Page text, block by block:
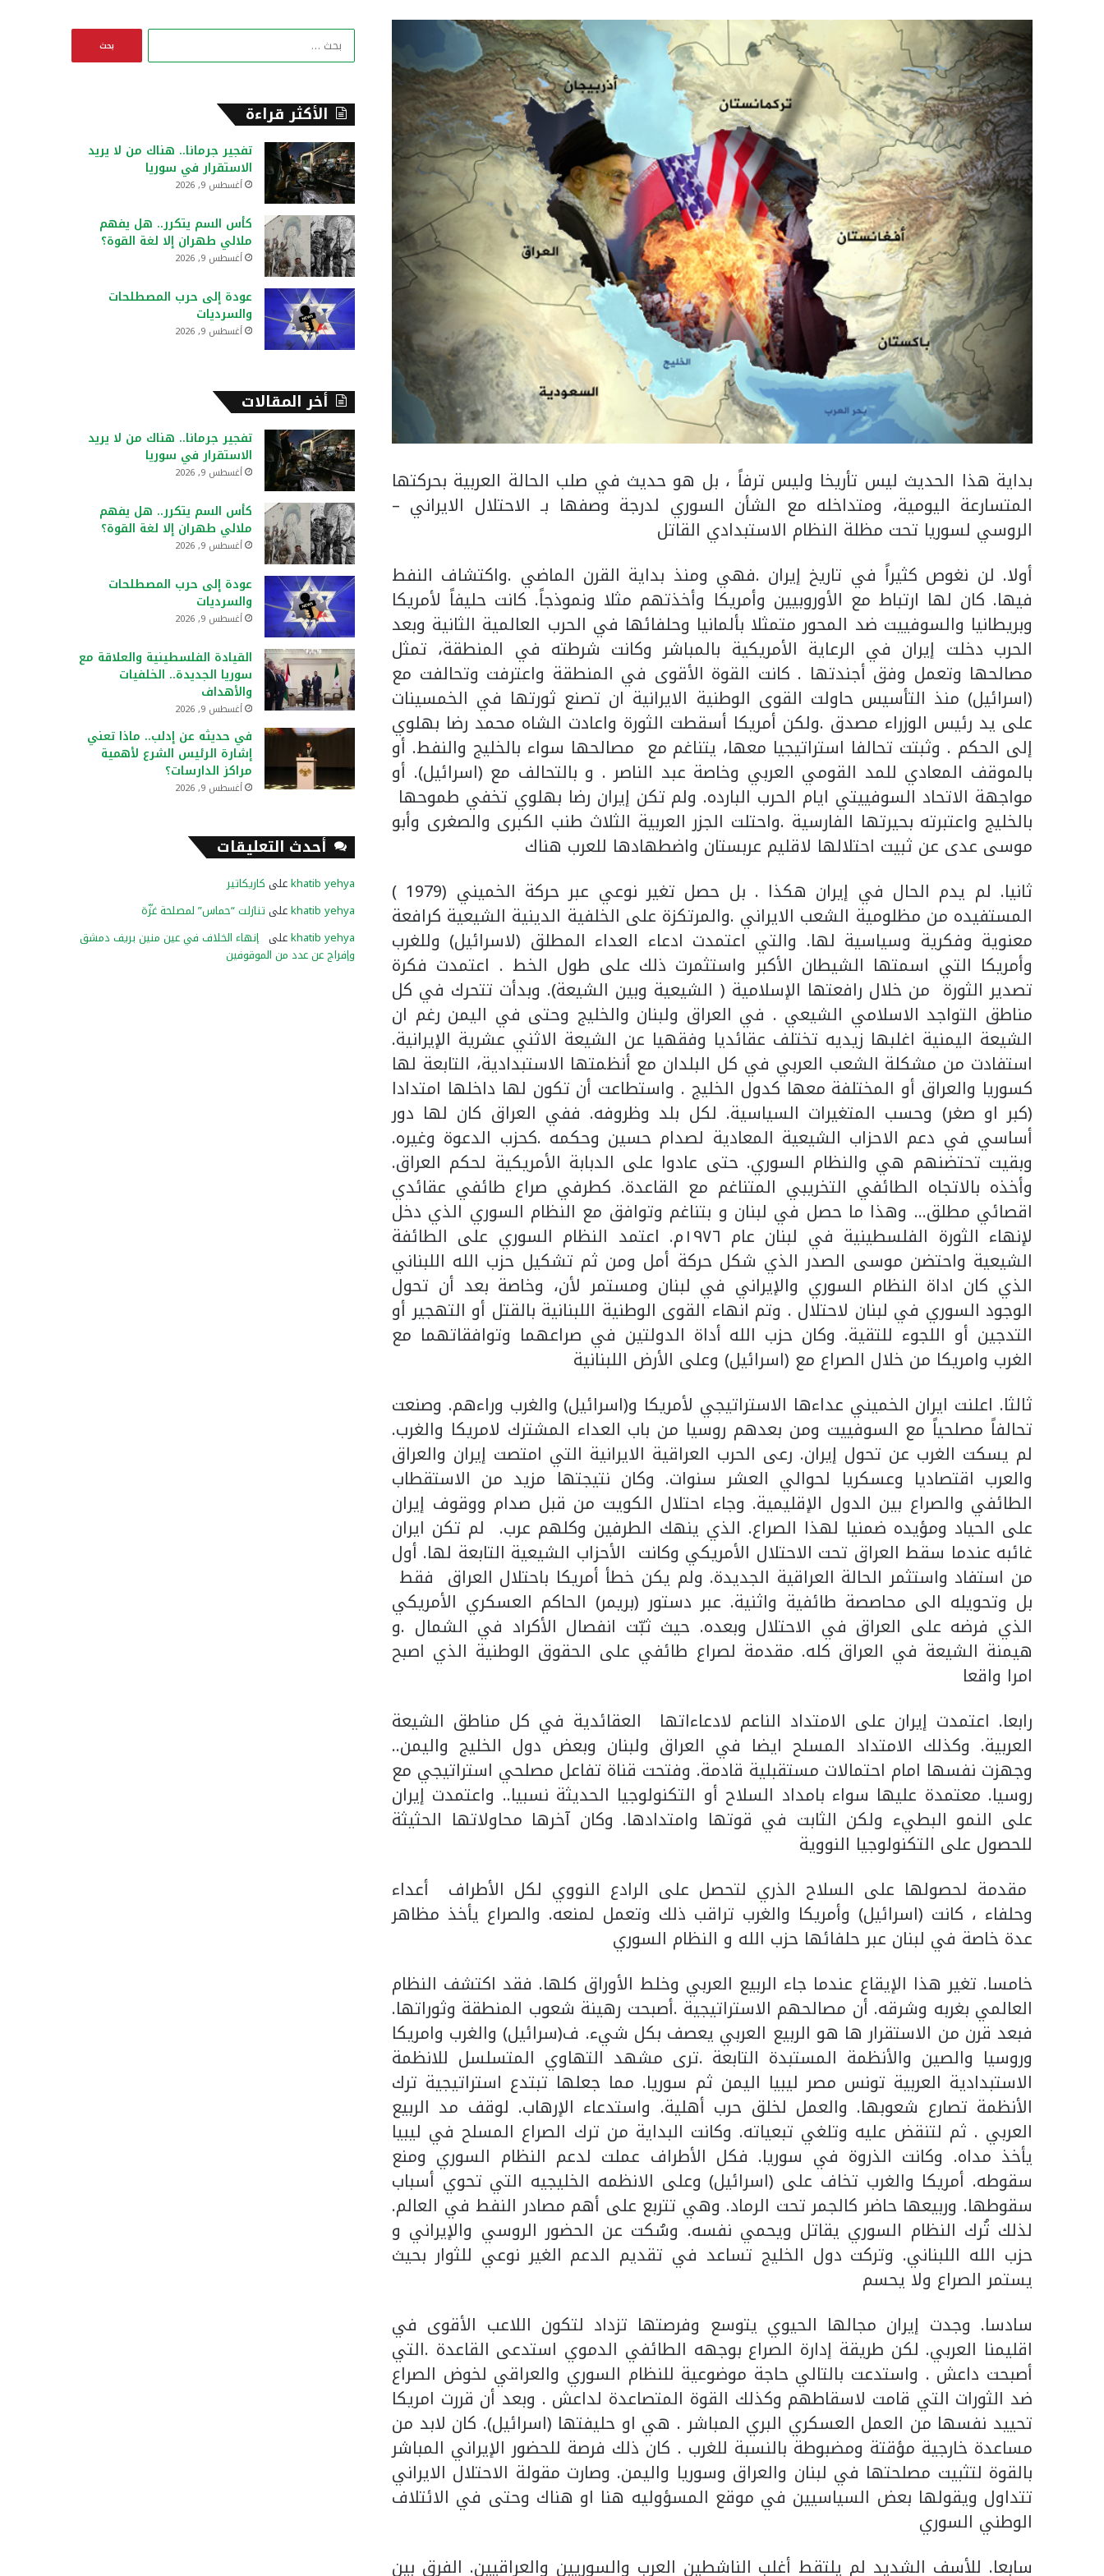
بداية هذا الحديث ليس تأريخا وليس ترفاً ، بل هو حديث في صلب الحالة العربية بحركتها
المتسارعة اليومية، ومتداخله مع الشأن السوري لدرجة وصفها بـ الاحتلال الايراني –
الروسي لسوريا تحت مظلة النظام الاستبدادي القاتل
أولا. لن نغوص كثيراً في تاريخ إيران .فهي ومنذ بداية القرن الماضي .واكتشاف النفط
فيها. كان لها ارتباط مع الأوروبيين وأمريكا وأخذتهم مثلا ونموذجاً. كانت حليفاً لأمريكا
وبريطانيا والسوفييت ضد المحور متمثلا بألمانيا وحلفائها في الحرب العالمية الثانية وبعد
الحرب دخلت إيران في الرعاية الأمريكية بالمباشر وكانت شرطته في المنطقة، تمثل
مصالحها وتعمل وفق أجندتها . كانت القوة الأقوى في المنطقة واعترفت وتحالفت مع
(اسرائيل) منذ التأسيس حاولت القوى الوطنية الايرانية ان تصنع ثورتها في الخمسينات
على يد رئيس الوزراء مصدق .ولكن أمريكا أسقطت الثورة واعادت الشاه محمد رضا بهلوي
إلى الحكم . وثبتت تحالفا استراتيجيا معها، يتناغم مع مصالحها سواء بالخليج والنفط. أو
بالموقف المعادي للمد القومي العربي وخاصة عبد الناصر . و بالتحالف مع (اسرائيل). أو
مواجهة الاتحاد السوفييتي ايام الحرب البارده. ولم تكن إيران رضا بهلوي تخفي طموحها
بالخليج واعتبرته بحيرتها الفارسية .واحتلت الجزر العربية الثلاث طنب الكبرى والصغرى وأبو
موسى عدى عن ثبيت احتلالها لاقليم عربستان واضطهادها للعرب هناك
ثانيا. لم يدم الحال في إيران هكذا . بل حصل تغير نوعي عبر حركة الخميني (1979 )
المستفيده من مظلومية الشعب الايراني .والمرتكزة على الخلفية الدينية الشيعية كرافعة
معنوية وفكرية وسياسية لها. والتي اعتمدت ادعاء العداء المطلق (لاسرائيل) وللغرب
وأمريكا التي اسمتها الشيطان الأكبر واستثمرت ذلك على طول الخط . اعتمدت فكرة
تصدير الثورة من خلال رافعتها الإسلامية ( الشيعية وبين الشيعة). وبدأت تتحرك في كل
مناطق التواجد الاسلامي الشيعي . في العراق ولبنان والخليج وحتى في اليمن رغم ان
الشيعة اليمنية اغلبها زيديه تختلف عقائديا وفقهيا عن الشيعة الاثني عشرية الإيرانية.
استفادت من مشكلة الشعب العربي في كل البلدان مع أنظمتها الاستبدادية، التابعة لها
كسوريا والعراق أو المختلفة معها كدول الخليج . واستطاعت أن تكون لها داخلها امتدادا
(كبر او صغر) وحسب المتغيرات السياسية. لكل بلد وظروفه. ففي العراق كان لها دور
أساسي في دعم الاحزاب الشيعية المعادية لصدام حسين وحكمه .كحزب الدعوة وغيره.
وبقيت تحتضنهم هي والنظام السوري. حتى عادوا على الدبابة الأمريكية لحكم العراق.
وأخذه بالاتجاه الطائفي التخريبي المتناغم مع القاعدة. كطرفي صراع طائفي عقائدي
اقصائي مطلق… وهذا ما حصل في لبنان و بتناغم وتوافق مع النظام السوري الذي دخل
لإنهاء الثورة الفلسطينية في لبنان عام ١٩٧٦م. اعتمد النظام السوري على الطائفة
الشيعية واحتضن موسى الصدر الذي شكل حركة أمل ومن ثم تشكيل حزب الله اللبناني
الذي كان اداة النظام السوري والإيراني في لبنان ومستمر لأن، وخاصة بعد أن تحول
الوجود السوري في لبنان لاحتلال . وتم انهاء القوى الوطنية اللبنانية بالقتل أو التهجير أو
التدجين أو اللجوء للتقية. وكان حزب الله أداة الدولتين في صراعهما وتوافقاتهما مع
الغرب وامريكا من خلال الصراع مع (اسرائيل) وعلى الأرض اللبنانية
ثالثا. اعلنت ايران الخميني عداءها الاستراتيجي لأمريكا و(اسرائيل) والغرب وراءهم. وصنعت
تحالفاً مصلحياً مع السوفييت ومن بعدهم روسيا من باب العداء المشترك لامريكا والغرب.
لم يسكت الغرب عن تحول إيران. رعى الحرب العراقية الايرانية التي امتصت إيران والعراق
والعرب اقتصاديا وعسكريا لحوالي العشر سنوات. وكان نتيجتها مزيد من الاستقطاب
الطائفي والصراع بين الدول الإقليمية. وجاء احتلال الكويت من قبل صدام ووقوف إيران
على الحياد ومؤيده ضمنيا لهذا الصراع. الذي ينهك الطرفين وكلهم عرب. لم تكن ايران
غائبه عندما سقط العراق تحت الاحتلال الأمريكي وكانت الأحزاب الشيعية التابعة لها. أول
من استفاد واستثمر الحالة العراقية الجديدة. ولم يكن خطأ أمريكا باحتلال العراق فقط
بل وتحويله الى محاصصة طائفية واثنية. عبر دستور (بريمر) الحاكم العسكري الأمريكي
الذي فرضه على العراق في الاحتلال وبعده. حيث ثبّت انفصال الأكراد في الشمال .و
هيمنة الشيعة في العراق كله. مقدمة لصراع طائفي على الحقوق الوطنية الذي اصبح
امرا واقعا
رابعا. اعتمدت إيران على الامتداد الناعم لادعاءاتها العقائدية في كل مناطق الشيعة
العربية. وكذلك الامتداد المسلح ايضا في العراق ولبنان وبعض دول الخليج واليمن..
وجهزت نفسها امام احتمالات مستقبلية قادمة. وفتحت قناة تفاعل مصلحي استراتيجي مع
روسيا. معتمدة عليها سواء بامداد السلاح أو التكنولوجيا الحديثة نسبيا.. واعتمدت إيران
على النمو البطيء ولكن الثابت في قوتها وامتدادها. وكان آخرها محاولاتها الحثيثة
للحصول على التكنولوجيا النووية
مقدمة لحصولها على السلاح الذري لتحصل على الرادع النووي لكل الأطراف أعداء
وحلفاء ، كانت (اسرائيل) وأمريكا والغرب تراقب ذلك وتعمل لمنعه. والصراع يأخذ مظاهر
عدة خاصة في لبنان عبر حلفائها حزب الله و النظام السوري
خامسا. تغير هذا الإيقاع عندما جاء الربيع العربي وخلط الأوراق كلها. فقد اكتشف النظام
العالمي بغربه وشرقه. أن مصالحهم الاستراتيجية .أصبحت رهينة شعوب المنطقة وثوراتها.
فبعد قرن من الاستقرار ها هو الربيع العربي يعصف بكل شيء. ف(سرائيل) والغرب وامريكا
وروسيا والصين والأنظمة المستبدة التابعة .ترى مشهد التهاوي المتسلسل للانظمة
الاستبدادية العربية تونس مصر ليبيا اليمن ثم سوريا. مما جعلها تبتدع استراتيجية ترك
الأنظمة تصارع شعوبها. والعمل لخلق حرب أهلية. واستدعاء الإرهاب. لوقف مد الربيع
العربي . ثم لتنقض عليه وتلغي تبعياته. وكانت البداية من ترك الصراع المسلح في ليبيا
يأخذ مداه. وكانت الذروة في سوريا. فكل الأطراف عملت لدعم النظام السوري ومنع
سقوطه. أمريكا والغرب تخاف على (اسرائيل) وعلى الانظمه الخليجيه التي تحوي أسباب
سقوطها. وربيعها حاضر كالجمر تحت الرماد. وهي تتربع على أهم مصادر النفط في العالم.
لذلك تُرك النظام السوري يقاتل ويحمي نفسه. وسُكت عن الحضور الروسي والإيراني و
حزب الله اللبناني. وتركت دول الخليج تساعد في تقديم الدعم الغير نوعي للثوار بحيث
يستمر الصراع ولا يحسم
سادسا. وجدت إيران مجالها الحيوي يتوسع وفرصتها تزداد لتكون اللاعب الأقوى في
اقليمنا العربي. لكن طريقة إدارة الصراع بوجهه الطائفي الدموي استدعى القاعدة .التي
أصبحت داعش . واستدعت بالتالي حاجة موضوعية للنظام السوري والعراقي لخوض الصراع
ضد الثورات التي قامت لاسقاطهم وكذلك القوة المتصاعدة لداعش . وبعد أن قررت امريكا
تحييد نفسها من العمل العسكري البري المباشر . هي او حليفتها (اسرائيل). كان لابد من
مساعدة خارجية مؤقتة ومضبوطة بالنسبة للغرب . كان ذلك فرصة للحضور الإيراني المباشر
بالقوة لتثبيت مصلحتها في لبنان والعراق وسوريا واليمن. وصارت مقولة الاحتلال الايراني
تتداول ويقولها بعض السياسيين في موقع المسؤوليه هنا او هناك وحتى في الائتلاف
الوطني السوري
سابعا. للأسف الشديد لم يلتقط أغلب الناشطين العرب والسوريين والعراقيين. الفرق بين
ا
:
الأكثر قراءة
تفجير جرمانا.. هناك من لا يريد
الاستقرار في سوريا
أغسطس 9, 2026
كأس السم يتكرر.. هل يفهم
ملالي طهران إلا لغة القوة؟
أغسطس 9, 2026
عودة إلى حرب المصطلحات
والسرديات
أغسطس 9, 2026
أخر المقالات
تفجير جرمانا.. هناك من لا يريد
الاستقرار في سوريا
أغسطس 9, 2026
كأس السم يتكرر.. هل يفهم
ملالي طهران إلا لغة القوة؟
أغسطس 9, 2026
عودة إلى حرب المصطلحات
والسرديات
أغسطس 9, 2026
القيادة الفلسطينية والعلاقة مع
سوريا الجديدة.. الخلفيات
والأهداف
أغسطس 9, 2026
في حديثه عن إدلب.. ماذا تعني
إشارة الرئيس الشرع لأهمية
مراكز الدارسات؟
أغسطس 9, 2026
أحدث التعليقات
khatib yehyaعلى كاريكاتير
khatib yehyaعلى تنازلت “حماس” لمصلحة غزّة
khatib yehyaعلى إنهاء الخلاف في عين منين بريف دمشق
وإفراج عن عدد من الموقوفين